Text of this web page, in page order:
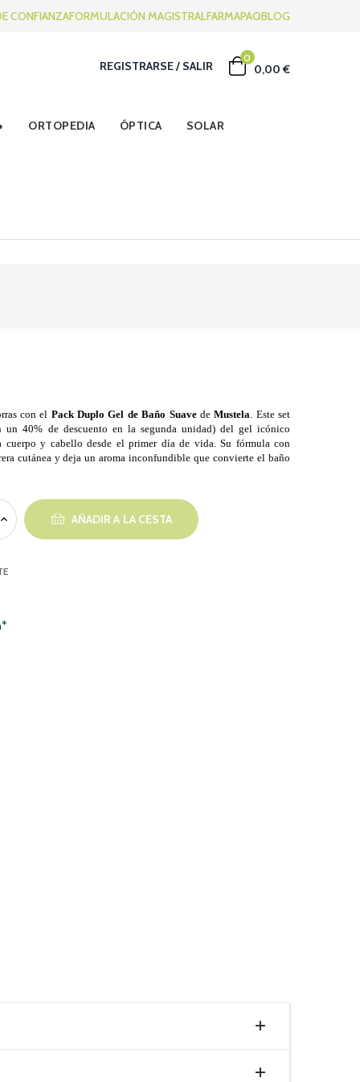
CONFIANZAFORMULACIÓN MAGISTRALFARMAPAQBLOG
REGISTRARSE/ SALIR
0
0,00 €
ORTOPEDIA ÓPTICA SOLAR
con el Pack Duplo Gel de Baño SuavedeMustela . Este set
40% de descuento en la segunda unidad) del gel icónico
cuerpo y cabello desde el primer día de vida. Su fórmula con
cutánea y deja un aroma inconfundible que convierte el baño
AÑADIR A LA CESTA